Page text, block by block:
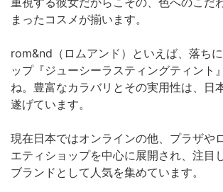
まったコスメが揃います。
rom&nd（ロムアンド）といえば、落ち
ップ『ジューシーラスティングティント
ね。豊富なカラバリとその実用性は、日
遂げています。
現在日本ではオンラインの他、プラザや
エティショップを中心に展開され、注目
ブランドとして人気を集めています。